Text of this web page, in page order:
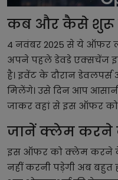
कब और कैसे शुरू
4 नवंबर 2025 से ये ऑफर
अपने पहले डेवडे एक्सचेंज
है। इवेंट के दौरान
मिलेंगे। उसे दिन आप
जाकर वहां से इस ऑफर
जानें क्लेम करने
इस ऑफर को क्लेम करने
नहीं करनी पड़ेगी अब बहुत